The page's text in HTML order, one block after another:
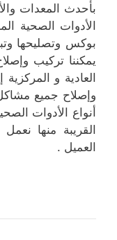
بأحدث المعدات
الأدوات الصحية
بوكس وتصليحها
يمكننا تركيب
العادية و
وإصلاح جميع
أنواع الأدوات
القريبة منها
العميل .